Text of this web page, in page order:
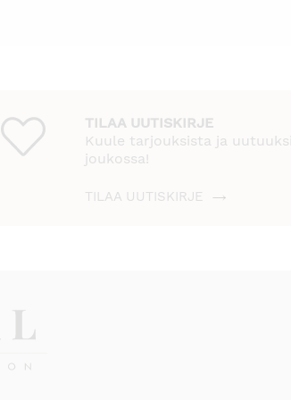
TILAA UUTISKIRJE
Kuule tarjouksista ja
joukossa!
TILAA UUTISKIRJE